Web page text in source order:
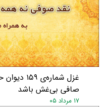
غزل
صافی بی‌غش باشد
۱۷ مرداد ۰۵